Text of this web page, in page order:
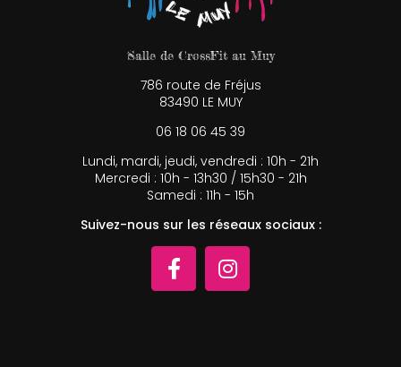
Salle de CrossFit au Muy
786 route de Fréjus
83490 LE MUY
06 18 06 45 39
Lundi, mardi, jeudi, vendredi : 10h - 21h
Mercredi : 10h - 13h30 / 15h30 - 21h
Samedi : 11h - 15h
Suivez-nous sur les réseaux sociaux :